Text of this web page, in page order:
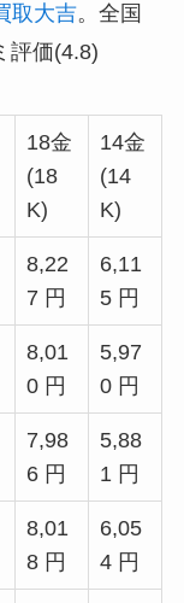
取大吉。全国
評価(4.8)
18金
(18
K)
14金
(14
K)
8,22
7 円
6,11
5 円
8,01
0 円
5,97
0 円
7,98
6 円
5,88
1 円
8,01
8 円
6,05
4 円